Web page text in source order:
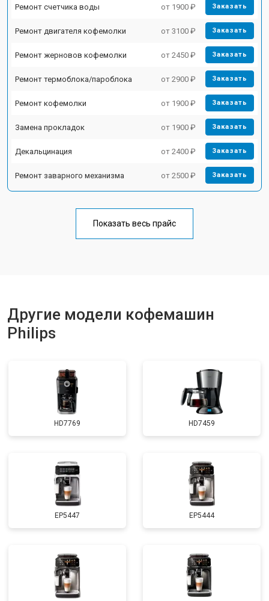
Ремонт счетчика воды от 1900 ₽ Заказать
Ремонт двигателя кофемолки от 3100 ₽ Заказать
Ремонт жерновов кофемолки от 2450 ₽ Заказать
Ремонт термоблока/пароблока от 2900 ₽ Заказать
Ремонт кофемолки от 1900 ₽ Заказать
Замена прокладок от 1900 ₽ Заказать
Декальцинация от 2400 ₽ Заказать
Ремонт заварного механизма от 2500 ₽ Заказать
Показать весь прайс
Другие модели кофемашин
Philips
HD7769 HD7459
EP5447 EP5444